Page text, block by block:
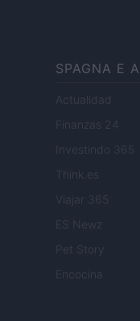
SPAGNA E
Actualidad
Finanzas 24
Investindo 365
Think.es
Viajar 365
ES Newz
Pet Story
Encocina